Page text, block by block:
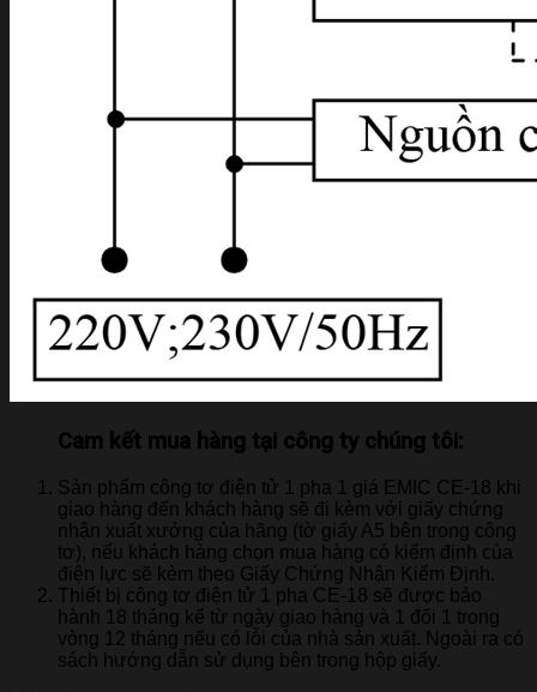
Cam kết mua hàng tại công ty chúng tôi:
Sản phẩm công tơ điện tử 1 pha 1 giá EMIC CE-18 khi
giao hàng đến khách hàng sẽ đi kèm với giấy chứng
nhận xuất xưởng của hãng (tờ giấy A5 bên trong công
tơ), nếu khách hàng chọn mua hàng có kiểm định của
điện lực sẽ kèm theo Giấy Chứng Nhận Kiểm Định.
Thiết bị công tơ điện tử 1 pha CE-18 sẽ được bảo
hành 18 tháng kể từ ngày giao hàng và 1 đổi 1 trong
vòng 12 tháng nếu có lỗi của nhà sản xuất. Ngoài ra có
sách hướng dẫn sử dụng bên trong hộp giấy.